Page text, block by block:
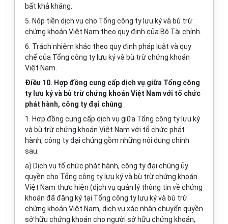
bất khả kháng.
5. Nộp tiền dịch vụ cho Tổng công ty lưu ký và bù trừ
chứng khoán Việt Nam theo quy định của Bộ Tài chính.
6. Trách nhiệm khác theo quy định pháp luật và quy
chế của Tổng công ty lưu ký và bù trừ chứng khoán
Việt Nam.
Điều 10. Hợp đồng cung cấp dịch vụ giữa Tổng công
ty lưu ký và bù trừ chứng khoán Việt Nam với tổ chức
phát hành, công ty đại chúng
1. Hợp đồng cung cấp dịch vụ giữa Tổng công ty lưu ký
và bù trừ chứng khoán Việt Nam với tổ chức phát
hành, công ty đại chúng gồm những nội dung chính
sau:
a) Dịch vụ tổ chức phát hành, công ty đại chúng ủy
quyền cho Tổng công ty lưu ký và bù trừ chứng khoán
Việt Nam thực hiện (dịch vụ quản lý thông tin về chứng
khoán đã đăng ký tại Tổng công ty lưu ký và bù trừ
chứng khoán Việt Nam, dịch vụ xác nhận chuyển quyền
sở hữu chứng khoán cho người sở hữu chứng khoán,